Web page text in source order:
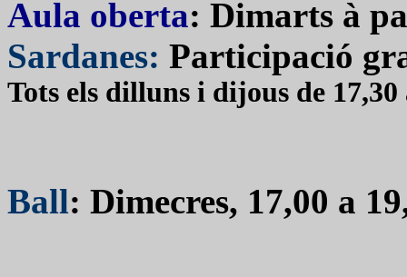
Aula oberta: Dimarts à
Sardanes: Participació
Tots els dilluns i dijous de 17,30
Ball: Dimecres, 17,00 a